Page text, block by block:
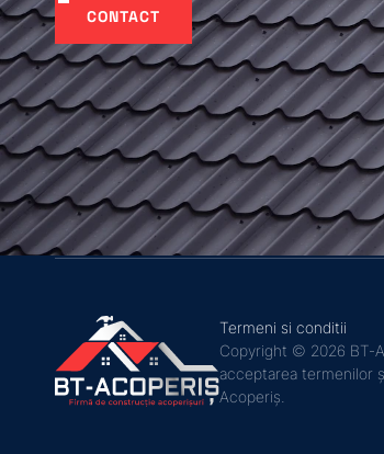
CONTACT
Termeni si conditii
Copyright © 2026 BT-
acceptarea termenilor
Acoperiș.